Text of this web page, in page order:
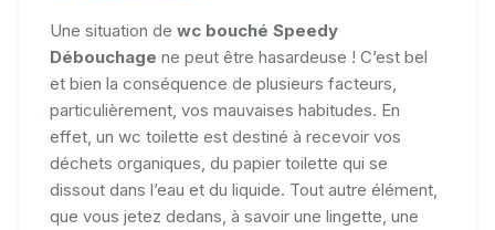
Une situation de wc bouché Speedy
Débouchage ne peut être hasardeuse ! C’est bel
et bien la conséquence de plusieurs facteurs,
particulièrement, vos mauvaises habitudes. En
effet, un wc toilette est destiné à recevoir vos
déchets organiques, du papier toilette qui se
dissout dans l’eau et du liquide. Tout autre élément,
que vous jetez dedans, à savoir une lingette, une